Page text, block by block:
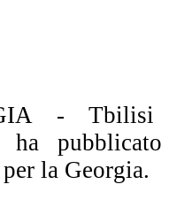
- Tbilisi
ha
la Georgia.